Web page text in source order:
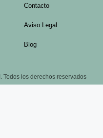
Contacto
Aviso Legal
Blog
Todos los derechos reservados